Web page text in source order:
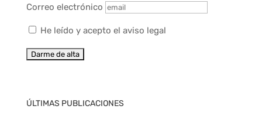
Correo electrónico
He leído y acepto el aviso legal
ÚLTIMAS PUBLICACIONES